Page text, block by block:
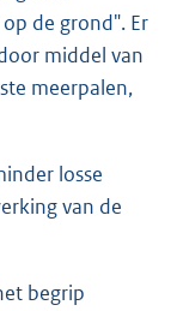
de grond". Er
middel van
meerpalen,
losse
van de
begrip